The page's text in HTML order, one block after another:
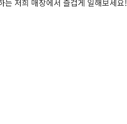
는 저희 매장에서 즐겁게 일해보세요!